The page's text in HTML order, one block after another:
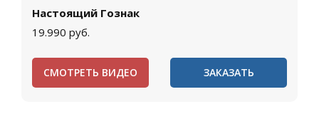
Настоящий Гознак
19.990 руб.
СМОТРЕТЬ ВИДЕО ЗАКАЗАТЬ